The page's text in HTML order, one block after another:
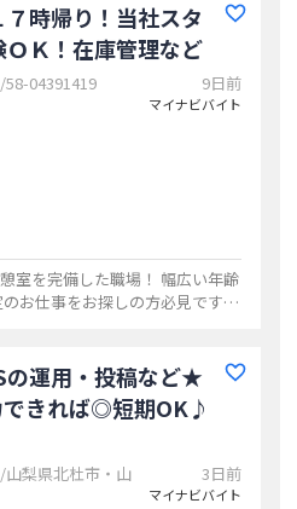
７時帰り！当社スタ
Ｋ！在庫管理など
04391419 9日前
マイナビバイト
室を完備した職場！ 幅広い年齢
お仕事をお探しの方必見です！
の運用・投稿など★
きれば◎短期OK♪
梨県北杜市・山
3日前
マイナビバイト